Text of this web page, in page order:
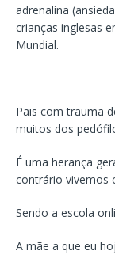
adrenalina
crianças inglesas
Mundial.
Pais com trauma
muitos dos
É uma herança
contrário vivemos
Sendo a escola
A mãe a que eu